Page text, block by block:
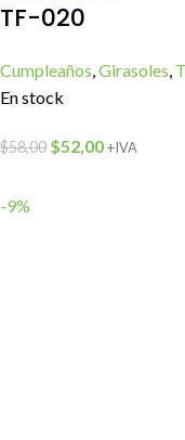
TF-020
Cumpleaños,Girasoles,
En stock
$58,00 $52,00+IVA
-9%